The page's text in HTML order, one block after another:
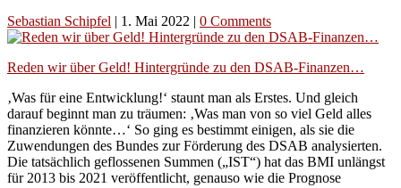
Sebastian Schipfel | 1. Mai 2022 | 0 Comments
Reden wir über Geld! Hintergründe zu den DSAB-Finanzen…
‚Was für eine Entwicklung!‘ staunt man als Erstes. Und gleich
darauf beginnt man zu träumen: ‚Was man von so viel Geld alles
finanzieren könnte…‘ So ging es bestimmt einigen, als sie die
Zuwendungen des Bundes zur Förderung des DSAB analysierten.
Die tatsächlich geflossenen Summen („IST“) hat das BMI unlängst
für 2013 bis 2021 veröffentlicht, genauso wie die Prognose